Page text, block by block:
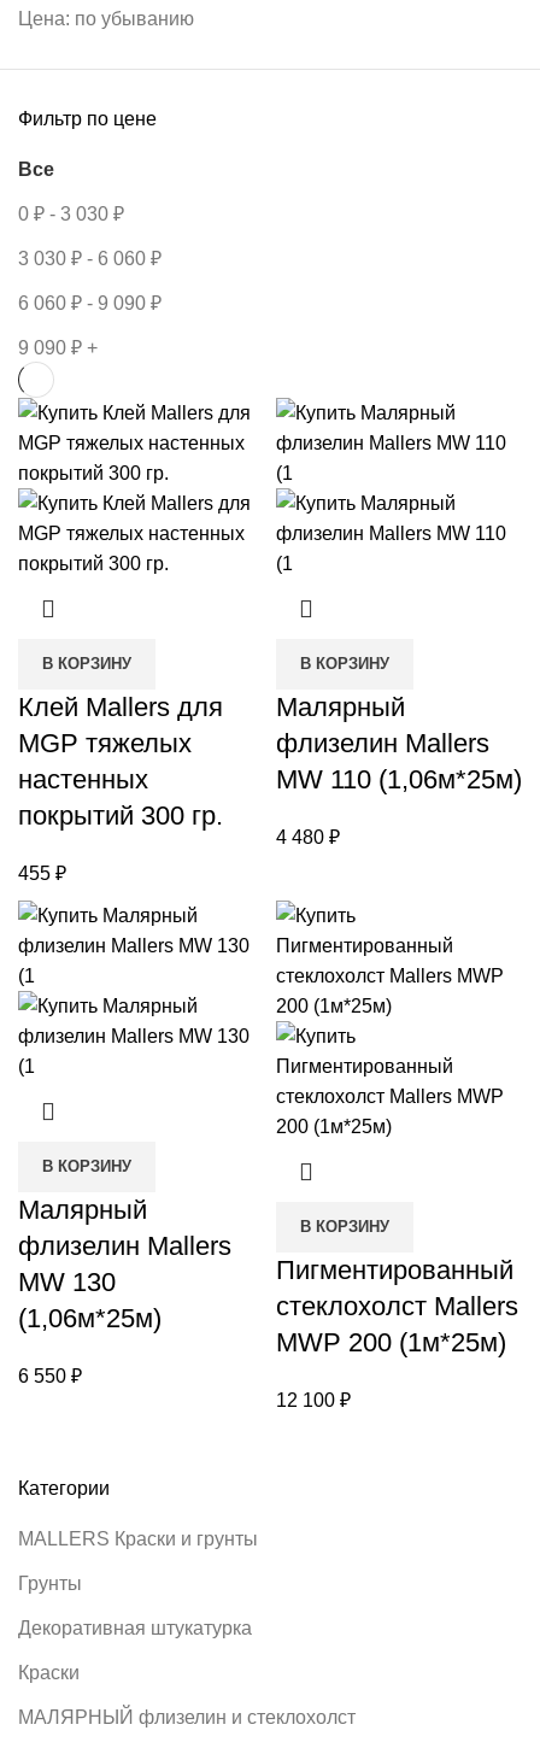
Категории
MALLERS Краски и грунты
Грунты
Декоративная штукатурка
Краски
MАЛЯРНЫЙ флизелин и стеклохолст
Цена: по убыванию
Фильтр по цене
Все
0 ₽ - 3 030 ₽
3 030 ₽ - 6 060 ₽
6 060 ₽ - 9 090 ₽
9 090 ₽ +
В КОРЗИНУ
Клей Mallers для
MGP тяжелых
настенных
покрытий 300 гр.
455 ₽
В КОРЗИНУ
Малярный
флизелин Mallers
MW 110 (1,06м*25м)
4 480 ₽
В КОРЗИНУ
Малярный
флизелин Mallers
MW 130
(1,06м*25м)
6 550 ₽
В КОРЗИНУ
Пигментированный
стеклохолст Mallers
MWP 200 (1м*25м)
12 100 ₽